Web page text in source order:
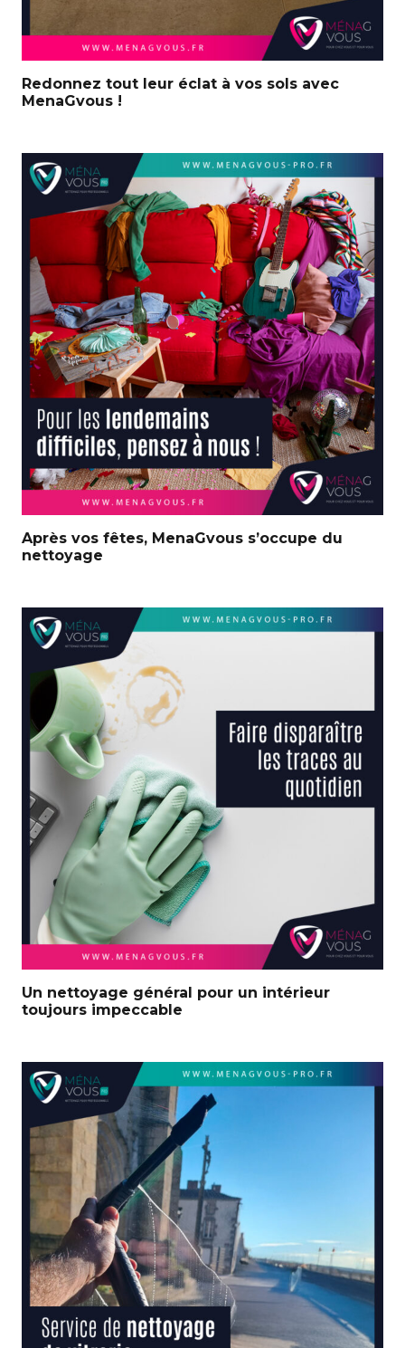
Redonnez tout leur éclat à vos sols avec
MenaGvous !
Après vos fêtes, MenaGvous s’occupe du
nettoyage
Un nettoyage général pour un intérieur
toujours impeccable